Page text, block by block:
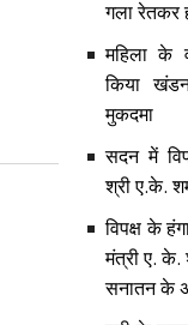
गला रेतकर
महिला के
किया
मुकदमा
सदन में
श्री ए.के.
विपक्ष के
मंत्री ए. के.
सनातन के